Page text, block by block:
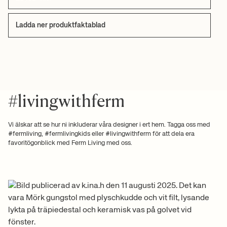
Ladda ner produktfaktablad
#livingwithferm
Vi älskar att se hur ni inkluderar våra designer i ert hem. Tagga oss med
#fermliving, #fermlivingkids eller #livingwithferm för att dela era
favoritögonblick med Ferm Living med oss.